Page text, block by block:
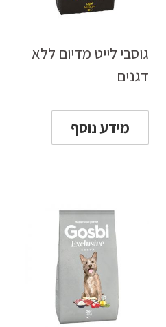
גוסבי לייט מדיום ללא
דגנים
מידע נוסף